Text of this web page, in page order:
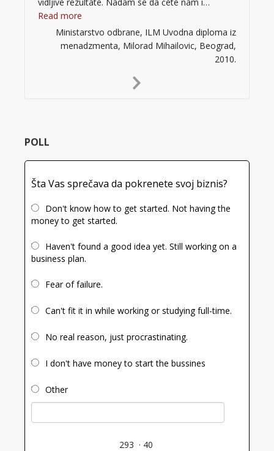
Read more
Ministarstvo odbrane, ILM Uvodna diploma iz
menadzmenta, Milorad Mihailovic, Beograd,
2010.
Next
POLL
Šta Vas sprečava da pokrenete svoj biznis?
Don't know how to get started. Not having the
money to get started.
Haven't found a good idea yet. Still working on a
business plan.
Fear of failure.
Can't fit it in while working or studying full-time.
No real reason, just procrastinating.
I don't have money to start the bussines
Other
293 · 40